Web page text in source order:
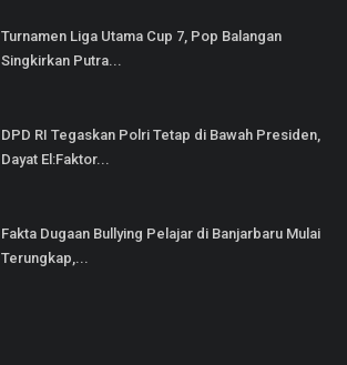
Turnamen Liga Utama Cup 7, Pop Balangan
Singkirkan Putra...
DPD RI Tegaskan Polri Tetap di Bawah Presiden,
Dayat El:Faktor...
Fakta Dugaan Bullying Pelajar di Banjarbaru Mulai
Terungkap,...